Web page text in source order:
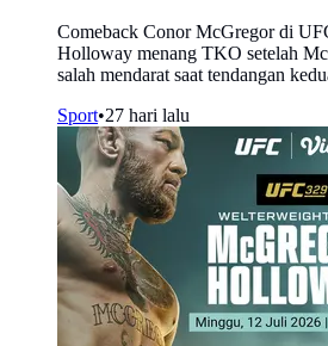
Comeback Conor McGregor di
Holloway menang TKO setelah
salah mendarat saat tendangan
Sport•27 hari lalu